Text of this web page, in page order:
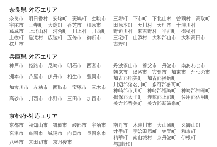
奈良県-対応エリア
奈良市 明日香村 安堵町 斑鳩町
生駒市
宇陀市
王寺町 大淀町 香芝市
橿原市
葛城市
上北山村 河合町 川上村
川西町
上牧町
黒滝村 広陵町 五條市
御所市
桜井市
三郷町 下市町 下北山村 曽爾村
高取町
田原本町
天川村 天理市
十津川村
野迫川村
東吉野村 平群町
御杖村
三宅町
山添村 大和郡山市
大和高田市
吉野町
兵庫県-対応エリア
神戸市 姫路市 尼崎市 明石市 西宮市
洲本市 芦屋市 伊丹市 相生市 豊岡市
加古川市 赤穂市 西脇市 宝塚市 三木市
高砂市 川西市 小野市 三田市 加西市
丹波篠山市 養父市 丹波市
南あわじ市
朝来市
淡路市 宍粟市 加東市
たつの市
加古郡稲美町
加古郡播磨町
川辺郡猪名川町
多可郡多可町
神崎郡市川町
神崎郡福崎町
神崎郡神河町
揖保郡太子町
赤穂郡上郡町
佐用郡佐用町
美方郡香美町
美方郡新温泉町
京都府-対応エリア
京都市 福知山市 舞鶴市 綾部市
宇治市
宮津市
亀岡市 城陽市 向日市
長岡京市
八幡市
京田辺市 京丹後市
南丹市 木津川市 大山崎町
久御山町
井手町
宇治田原町 笠置町
和束町
精華町
南山城村 京丹波町
伊根町
与謝野町